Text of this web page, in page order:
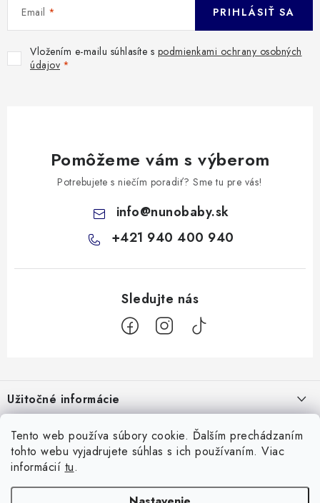
Tento web používa súbory cookie. Ďalším prechádzaním
tohto webu vyjadrujete súhlas s ich používaním. Viac
informácií tu.
Email
Vložením e-mailu súhlasíte s podmienkami ochrany osobných
údajov
PRIHLÁSIŤ SA
Pomôžeme vám s výberom
Potrebujete s niečím poradiť? Sme tu pre vás!
info@nunobaby.sk
+421 940 400 940
p
ä
Užitočné informácie
O nás
Všetko o nákupe
10 Neuveriteľných tipov na zvládnutie refluxu u novorodencov, ktoré
Facebook